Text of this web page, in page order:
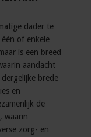
dader te
of enkele
is een breed
aandacht
brede
en
de
waarin
zorg- en